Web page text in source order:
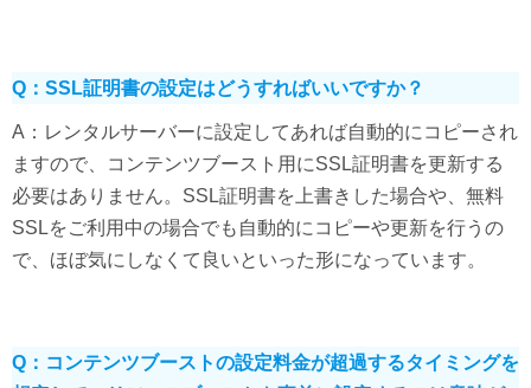
Q：SSL証明書の設定はどうすればいいですか？
A：レンタルサーバーに設定してあれば自動的にコピーされ
ますので、コンテンツブースト用にSSL証明書を更新する
必要はありません。SSL証明書を上書きした場合や、無料
SSLをご利用中の場合でも自動的にコピーや更新を行うの
で、ほぼ気にしなくて良いといった形になっています。
Q：コンテンツブーストの設定料金が超過するタイミングを